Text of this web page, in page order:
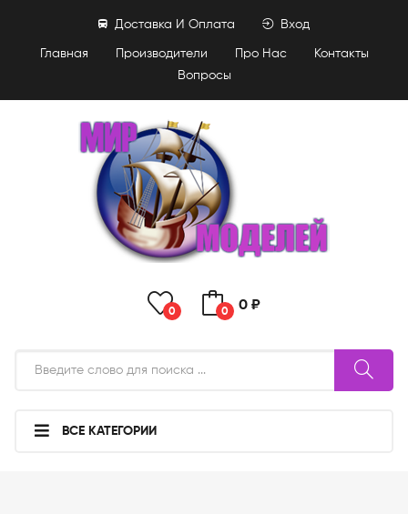
Главная Производители Про Нас
Контакты
Вопросы
Доставка И Оплата Вход
0 0 0 ₽
ВСЕ КАТЕГОРИИ